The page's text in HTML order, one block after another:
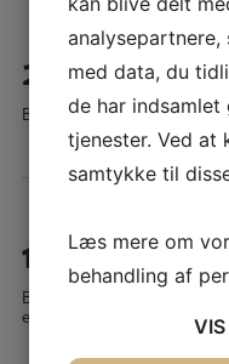
20 feb
Bibelkræs på Skærvebo
16 jan
BibelKræs på Annekset. Vi
er præst/provst i
analysepartnere,
med data, du
de har indsamlet
tjenester. Ved at
samtykke til
Læs mere om
behandling af
VIS